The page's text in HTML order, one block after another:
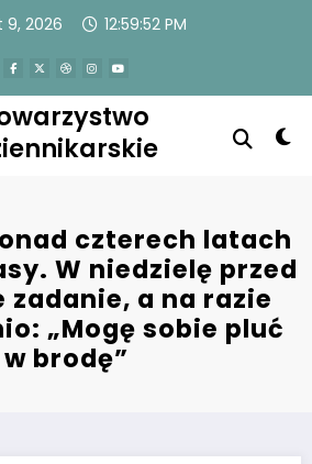
9, 2026 12:59:52 PM
czterech latach
W niedzielę przed
zadanie, a na razie
„Mogę sobie pluć
w brodę”